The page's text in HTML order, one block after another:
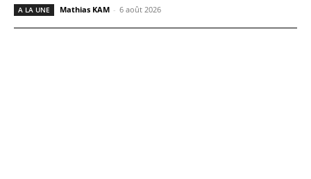
A LA UNE Mathias KAM - 6 août 2026